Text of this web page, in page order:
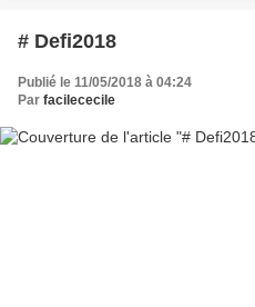
# Defi2018
Publié le 11/05/2018 à 04:24
Par facilececile